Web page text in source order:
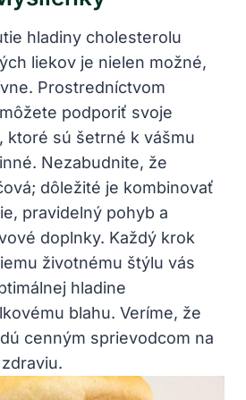
hladiny cholesterolu
liekov‍ je nielen možné,
Prostredníctvom
podporiť‌ svoje
ktoré sú‍ šetrné k vášmu
Nezabudnite, že
dôležité je kombinovať⁣
pravidelný ​pohyb a
doplnky. Každý krok
životnému štýlu vás
hladine
blahu. Veríme, že
cenným ⁢sprievodcom na